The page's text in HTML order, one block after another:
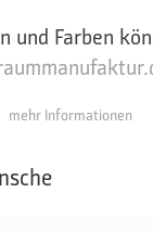
und Farben
mehr Informationen